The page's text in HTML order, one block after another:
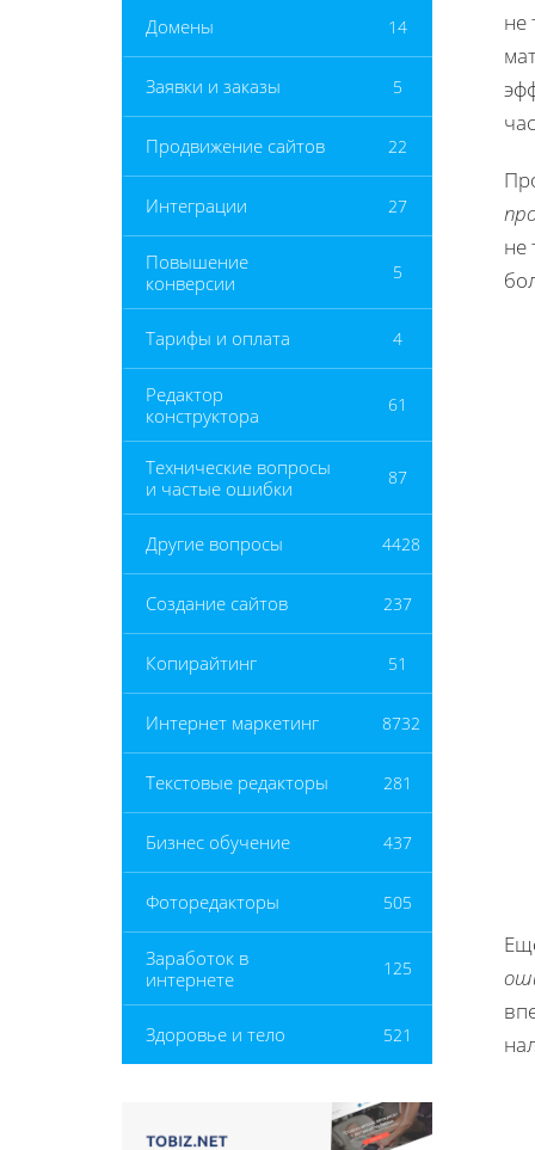
Домены 14
Заявки и заказы 5
Продвижение сайтов 22
Интеграции 27
Повышение
конверсии
5
Тарифы и оплата 4
Редактор
конструктора
61
Технические вопросы
и частые ошибки
87
Другие вопросы 4428
Создание сайтов 237
Копирайтинг 51
Интернет маркетинг 8732
Текстовые редакторы 281
Бизнес обучение 437
Фоторедакторы 505
Заработок в
интернете
125
Здоровье и тело 521
не
не